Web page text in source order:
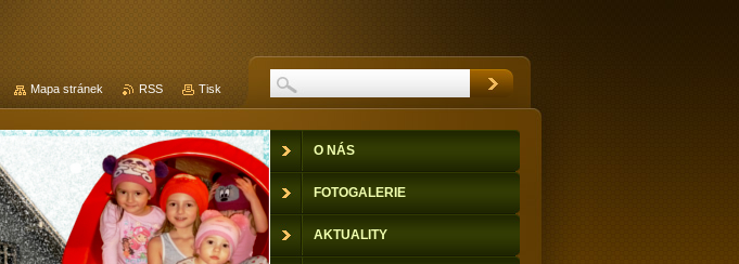
O NÁS
FOTOGALERIE
AKTUALITY
Mapa stránek RSS Tisk